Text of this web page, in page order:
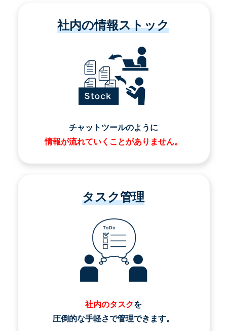
社内の情報ストック
チャットツールのように
情報が流れていくことがありません。
タスク管理
社内のタスクを
圧倒的な手軽さで管理できます。